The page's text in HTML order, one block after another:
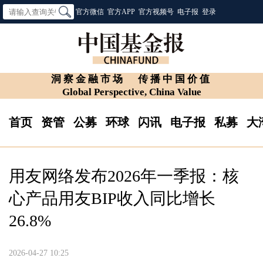
官方微信 官方APP 官方视频号 电子报 登录
洞察金融市场
传播中国价值
Global Perspective, China Value
首页 资管 公募 环球 闪讯 电子报 私募 大
用友网络发布2026年一季报：核
心产品用友BIP收入同比增长
26.8%
2026-04-27 10:25